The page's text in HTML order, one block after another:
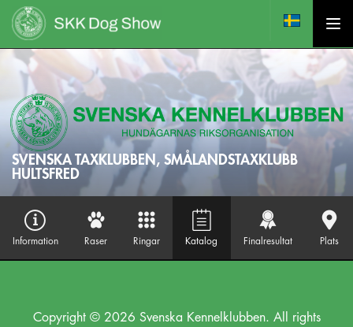
SVENSKA TAXKLUBBEN, SMÅLANDSTAXKLUBB
HULTSFRED
Information Raser Ringar Katalog Finalresultat Plats
Copyright © 2026 Svenska Kennelklubben. All rights